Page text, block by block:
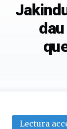
Lectura